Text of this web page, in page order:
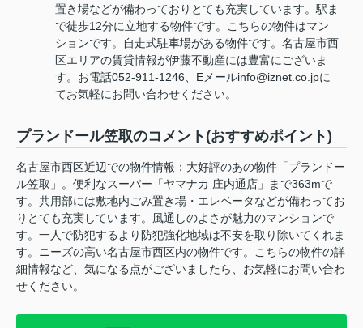
置き場などが備わっておりとても充実しています。駅ま
で徒歩12分に立地する物件です。こちらの物件はマン
ションです。自走式駐車場がある物件です。名古屋市西
区エリアの賃貸情報が伊藤不動産には豊富にございま
す。お電話052-911-1246、Eメールinfo@iznet.co.jpに
てお気軽にお問い合わせください。
プランドール笠取のコメント(おすすめポイント)
名古屋市西区近辺での物件情報：大好評のあの物件「プランドー
ル笠取」。便利なスーパー「ヤマナカ 庄内通店」まで363mで
す。共用部には敷地内ごみ置き場・エレベータなどが備わってお
りとても充実しています。風通しのよさが魅力のマンションで
す。一人で防犯するより防犯強化地域は不安を取り除いてくれま
す。ニーズの高い名古屋市西区内の物件です。こちらの物件の詳
細情報など、気になる点がございましたら、お気軽にお問い合わ
せください。